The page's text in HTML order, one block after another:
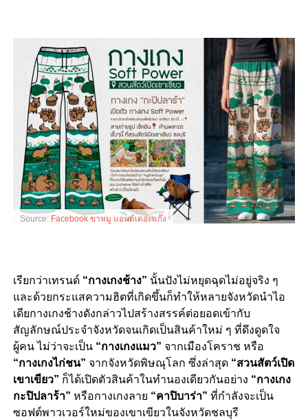
Source: Facebook ขาหมู แอนด์เดอะแก๊ง
เรียกว่าเทรนด์ “กางเกงช้าง” นั้นปังไม่หยุดฉุดไม่อยู่จริง ๆ
และด้วยกระแสความฮิตที่เกิดขึ้นก็ทำให้หลายจังหวัดนำไอ
เดียกางเกงช้างดังกล่าวไปสร้างสรรค์ต่อยอดเข้ากับ
สัญลักษณ์ประจำจังหวัดจนเกิดเป็นสินค้าใหม่ ๆ ที่ดึงดูดใจ
ผู้คน ไม่ว่าจะเป็น “กางเกงแมว” จากเมืองโคราช หรือ
“กางเกงไก่ชน” จากจังหวัดพิษณุโลก ซึ่งล่าสุด “สวนสัตว์เปิด
เขาเขียว” ก็ได้เปิดตัวสินค้าในทำนองเดียวกันอย่าง “กางเกง
กะปิปลาร้า” หรือกางเกงลาย “คาปิบาร่า” ที่กำลังจะเป็น
ซอฟต์พาวเวอร์ใหม่ของเขาเขียวในจังหวัดชลบุรี